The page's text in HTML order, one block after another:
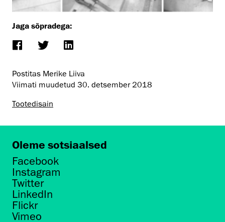
Jaga sõpradega:
Postitas Merike Liiva
Viimati muudetud 30. detsember 2018
Tootedisain
Oleme sotsiaalsed
Facebook
Instagram
Twitter
LinkedIn
Flickr
Vimeo